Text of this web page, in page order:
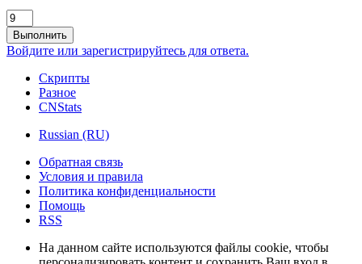
Выполнить
Войдите или зарегистрируйтесь для ответа.
Скрипты
Разное
CNStats
Russian (RU)
Обратная связь
Условия и правила
Политика конфиденциальности
Помощь
RSS
На данном сайте используются файлы cookie, чтобы